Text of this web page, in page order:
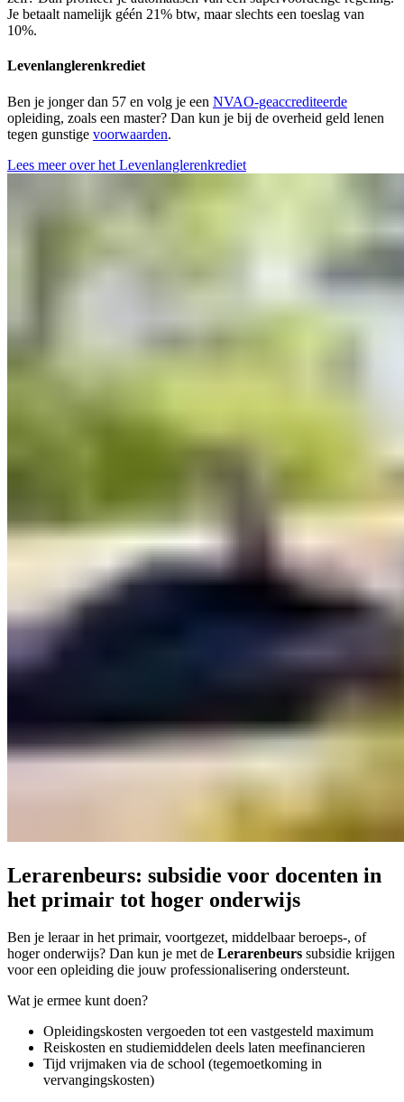
Je betaalt namelijk géén 21% btw, maar slechts een toeslag van
10%.
Levenlanglerenkrediet
Ben je jonger dan 57 en volg je een NVAO-geaccrediteerde
opleiding, zoals een master? Dan kun je bij de overheid geld lenen
tegen gunstige voorwaarden.
Lees meer over het Levenlanglerenkrediet
Lerarenbeurs: subsidie voor docenten in
het primair tot hoger onderwijs
Ben je leraar in het primair, voortgezet, middelbaar beroeps-, of
hoger onderwijs? Dan kun je met de Lerarenbeurs subsidie krijgen
voor een opleiding die jouw professionalisering ondersteunt.
Wat je ermee kunt doen?
Opleidingskosten vergoeden tot een vastgesteld maximum
Reiskosten en studiemiddelen deels laten meefinancieren
Tijd vrijmaken via de school (tegemoetkoming in
vervangingskosten)